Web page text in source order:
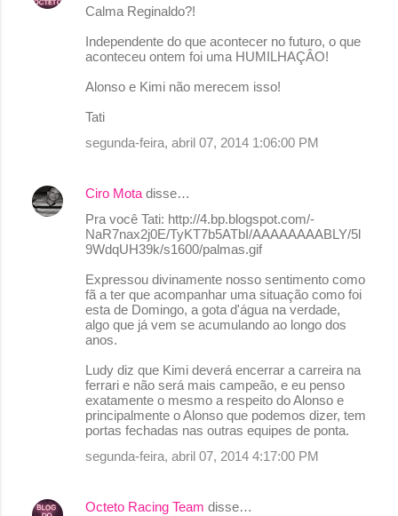
Calma Reginaldo?!
Independente do que acontecer no futuro, o que
aconteceu ontem foi uma HUMILHAÇÂO!
Alonso e Kimi não merecem isso!
Tati
segunda-feira, abril 07, 2014 1:06:00 PM
Ciro Mota disse…
Pra você Tati: http://4.bp.blogspot.com/-
NaR7nax2j0E/TyKT7b5ATbI/AAAAAAAABLY/5l
9WdqUH39k/s1600/palmas.gif
Expressou divinamente nosso sentimento como
fã a ter que acompanhar uma situação como foi
esta de Domingo, a gota d'água na verdade,
algo que já vem se acumulando ao longo dos
anos.
Ludy diz que Kimi deverá encerrar a carreira na
ferrari e não será mais campeão, e eu penso
exatamente o mesmo a respeito do Alonso e
principalmente o Alonso que podemos dizer, tem
portas fechadas nas outras equipes de ponta.
segunda-feira, abril 07, 2014 4:17:00 PM
Octeto Racing Team disse…